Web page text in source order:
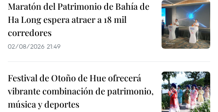
Maratón del Patrimonio de Bahía de
Ha Long espera atraer a 18 mil
corredores
02/08/2026 21:49
Festival de Otoño de Hue ofrecerá
vibrante combinación de patrimonio,
música y deportes